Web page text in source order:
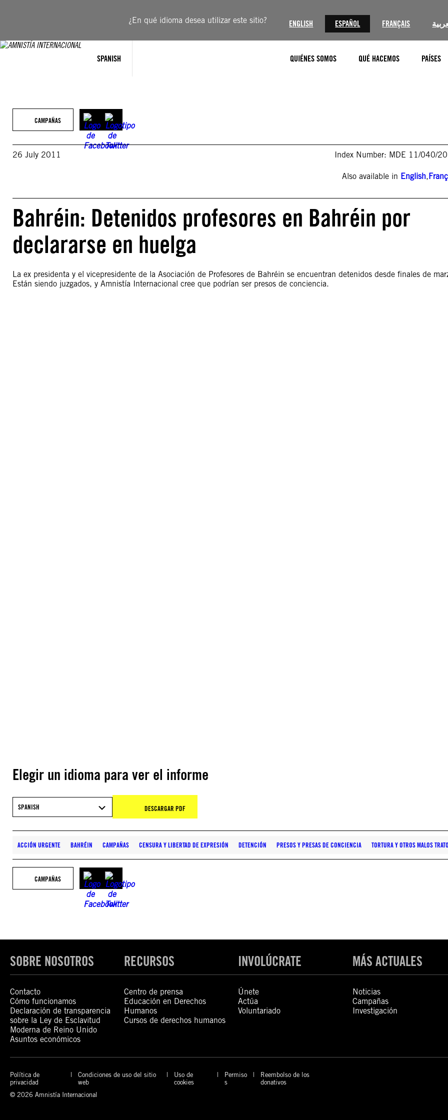
¿En qué idioma desea utilizar este sitio? ENGLISH ESPAÑOL FRANÇAIS
SPANISH QUIÉNES SOMOS QUÉ HACEMOS PAÍSES
CAMPAÑAS
26 July 2011 Index Number: MDE 11/040/
Also available in English,
Bahréin: Detenidos profesores en Bahréin por
declararse en huelga
La ex presidenta y el vicepresidente de la Asociación de Profesores de Bahréin se encuentran detenidos desde finales de
Están siendo juzgados, y Amnistía Internacional cree que podrían ser presos de conciencia.
Elegir un idioma para ver el informe
SPANISH DESCARGAR PDF
ACCIÓN URGENTE BAHRÉIN CAMPAÑAS CENSURA Y LIBERTAD DE EXPRESIÓN DETENCIÓN PRESOS Y PRESAS DE CONCIENCIA TORTURA Y OTROS MALOS
CAMPAÑAS
SOBRE NOSOTROS
Contacto
Cómo funcionamos
Declaración de transparencia
sobre la Ley de Esclavitud
Moderna de Reino Unido
Asuntos económicos
RECURSOS
Centro de prensa
Educación en Derechos
Humanos
Cursos de derechos humanos
INVOLÚCRATE
Únete
Actúa
Voluntariado
MÁS ACTUALES
Noticias
Campañas
Investigación
Política de
privacidad
Condiciones de uso del sitio
web
Uso de
cookies
Permiso
s
Reembolso de los
donativos
© 2026 Amnistía Internacional